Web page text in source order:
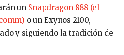
un Snapdragon 888 (el
o un Exynos 2100,
y siguiendo la tradición de